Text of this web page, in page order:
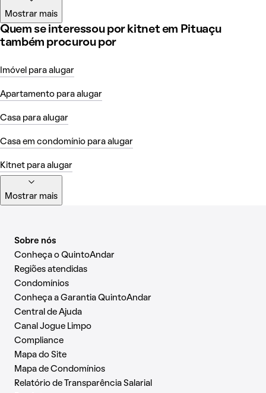
Mostrar mais
Quem se interessou por kitnet em Pituaçu
também procurou por
Imóvel para alugar
Apartamento para alugar
Casa para alugar
Casa em condomínio para alugar
Kitnet para alugar
Mostrar mais
Sobre nós
Conheça o QuintoAndar
Regiões atendidas
Condomínios
Conheça a Garantia QuintoAndar
Central de Ajuda
Canal Jogue Limpo
Compliance
Mapa do Site
Mapa de Condomínios
Relatório de Transparência Salarial